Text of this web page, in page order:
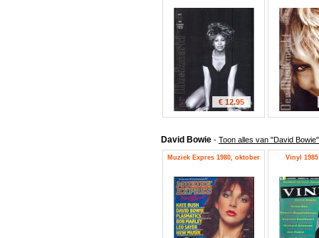
€ 12.95
David Bowie - Toon alles van "David Bowie"
Muziek Expres 1980, oktober Vinyl